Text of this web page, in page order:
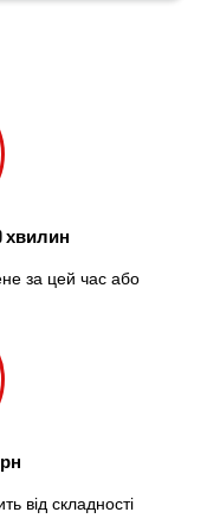
хвилин
за цей час або
від складності